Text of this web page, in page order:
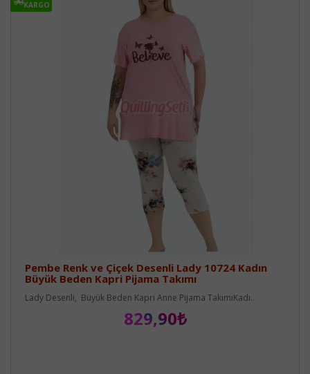
KARGO
Pembe Renk ve Çiçek Desenli Lady 10724 Kadın
Büyük Beden Kapri Pijama Takımı
Lady Desenli, Büyük Beden Kapri Anne Pijama TakımıKadı..
829,90₺